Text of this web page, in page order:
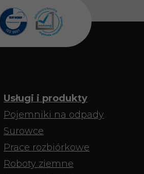
Usługi i produkty
Pojemniki na odpady
Surowce
Prace rozbiórkowe
Roboty ziemne